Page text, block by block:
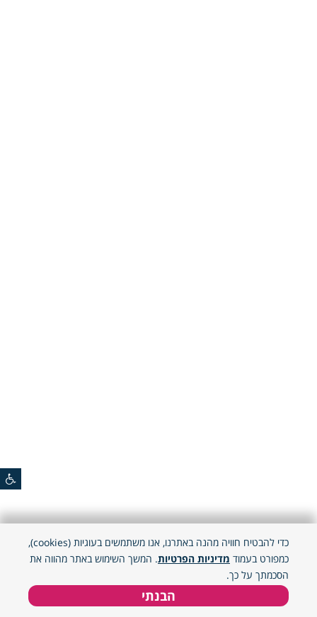
כדי להבטיח חוויה מהנה באתרנו, אנו משתמשים בעוגיות (cookies),
כמפורט בעמוד מדיניות הפרטיות. המשך השימוש באתר מהווה את
הסכמתך על כך.
הבנתי